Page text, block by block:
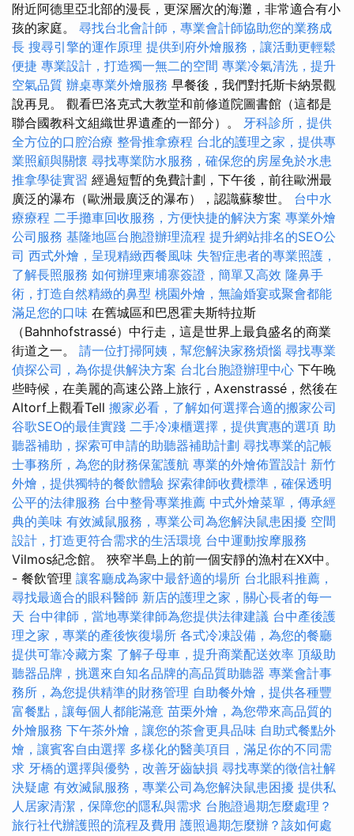
附近阿德里亞北部的漫長，更深層次的海灘，非常適合有小
孩的家庭。 尋找台北會計師，專業會計師協助您的業務成
長 搜尋引擎的運作原理 提供到府外燴服務，讓活動更輕鬆
便捷 專業設計，打造獨一無二的空間 專業冷氣清洗，提升
空氣品質 辦桌專業外燴服務 早餐後，我們對托斯卡納景觀
說再見。 觀看巴洛克式大教堂和前修道院圖書館（這都是
聯合國教科文組織世界遺產的一部分）。 牙科診所，提供
全方位的口腔治療 整骨推拿療程 台北的護理之家，提供專
業照顧與關懷 尋找專業防水服務，確保您的房屋免於水患
推拿學徒實習 經過短暫的免費計劃，下午後，前往歐洲最
廣泛的瀑布（歐洲最廣泛的瀑布），認識蘇黎世。 台中水
療療程 二手攤車回收服務，方便快捷的解決方案 專業外燴
公司服務 基隆地區台胞證辦理流程 提升網站排名的SEO公
司 西式外燴，呈現精緻西餐風味 失智症患者的專業照護，
了解長照服務 如何辦理柬埔寨簽證，簡單又高效 隆鼻手
術，打造自然精緻的鼻型 桃園外燴，無論婚宴或聚會都能
滿足您的口味 在舊城區和巴恩霍夫斯特拉斯
（Bahnhofstrassé）中行走，這是世界上最負盛名的商業
街道之一。 請一位打掃阿姨，幫您解決家務煩惱 尋找專業
偵探公司，為你提供解決方案 台北台胞證辦理中心 下午晚
些時候，在美麗的高速公路上旅行，Axenstrassé，然後在
Altorf上觀看Tell 搬家必看，了解如何選擇合適的搬家公司
谷歌SEO的最佳實踐 二手冷凍櫃選擇，提供實惠的選項 助
聽器補助，探索可申請的助聽器補助計劃 尋找專業的記帳
士事務所，為您的財務保駕護航 專業的外燴佈置設計 新竹
外燴，提供獨特的餐飲體驗 探索律師收費標準，確保透明
公平的法律服務 台中整骨專業推薦 中式外燴菜單，傳承經
典的美味 有效滅鼠服務，專業公司為您解決鼠患困擾 空間
設計，打造更符合需求的生活環境 台中運動按摩服務
Vilmos紀念館。 狹窄半島上的前一個安靜的漁村在XX中。
- 餐飲管理 讓客廳成為家中最舒適的場所 台北眼科推薦，
尋找最適合的眼科醫師 新店的護理之家，關心長者的每一
天 台中律師，當地專業律師為您提供法律建議 台中產後護
理之家，專業的產後恢復場所 各式冷凍設備，為您的餐廳
提供可靠冷藏方案 了解子母車，提升商業配送效率 頂級助
聽器品牌，挑選來自知名品牌的高品質助聽器 專業會計事
務所，為您提供精準的財務管理 自助餐外燴，提供各種豐
富餐點，讓每個人都能滿意 苗栗外燴，為您帶來高品質的
外燴服務 下午茶外燴，讓您的茶會更具品味 自助式餐點外
燴，讓賓客自由選擇 多樣化的醫美項目，滿足你的不同需
求 牙橋的選擇與優勢，改善牙齒缺損 尋找專業的徵信社解
決疑慮 有效滅鼠服務，專業公司為您解決鼠患困擾 提供私
人居家清潔，保障您的隱私與需求 台胞證過期怎麼處理？
旅行社代辦護照的流程及費用 護照過期怎麼辦？該如何處